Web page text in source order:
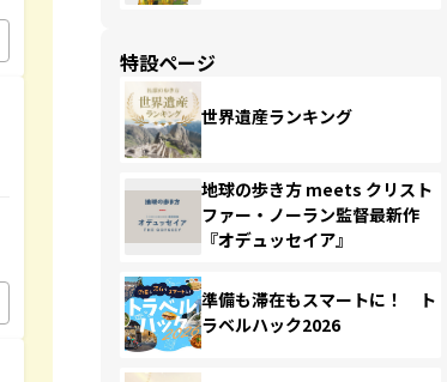
特設ページ
世界遺産ランキング
地球の歩き方 meets クリスト
ファー・ノーラン監督最新作
『オデュッセイア』
準備も滞在もスマートに！ ト
ラベルハック2026